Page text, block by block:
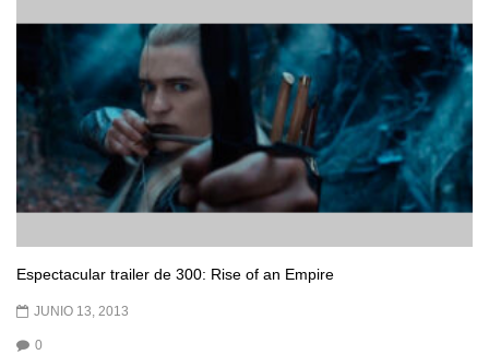
Espectacular trailer de 300: Rise of an Empire
JUNIO 13, 2013
0